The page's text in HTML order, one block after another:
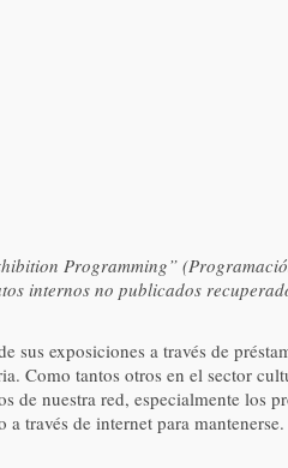
Programming”
internos no publicados
sus exposiciones a través de
Como tantos otros en el sector
de nuestra red, especialmente los
través de internet para mantenerse.